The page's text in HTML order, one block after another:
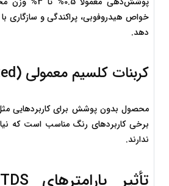
دهد.
کربنات کلسیم معمولی (Uncoated)
ندارند.